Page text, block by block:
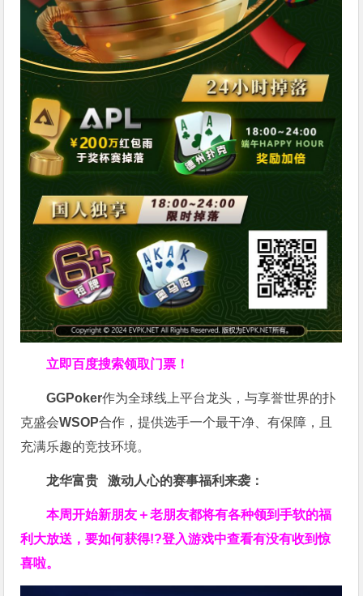
立即百度搜索领取门票！
GGPoker作为全球线上平台龙头，与享誉世界的扑
克盛会WSOP合作，提供选手一个最干净、有保障，且
充满乐趣的竞技环境。
龙华富贵 激动人心的赛事福利来袭：
本周开始新朋友＋老朋友都将有各种领到手软的福
利大放送，要如何获得!?登入游戏中查看有没有收到惊
喜啦。